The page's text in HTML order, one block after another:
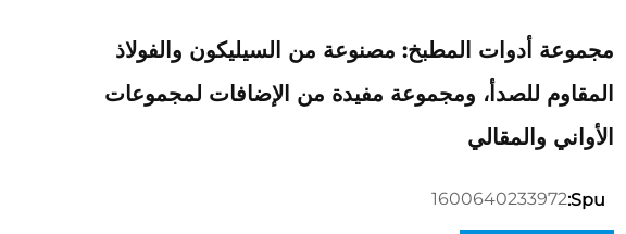
مجموعة أدوات المطبخ: مصنوعة من السيليكون والفولاذ
المقاوم للصدأ، ومجموعة مفيدة من الإضافات لمجموعات
الأواني والمقالي
Spu:
1600640233972